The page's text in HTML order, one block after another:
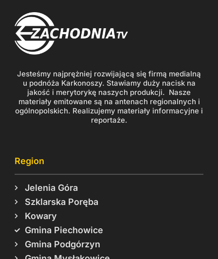
Jesteśmy najprężniej rozwijającą się firmą medialną
u podnóża Karkonoszy. Stawiamy duży nacisk na
jakość i merytorykę naszych produkcji. Nasze
materiały emitowane są na antenach regionalnych i
ogólnopolskich. Realizujemy materiały informacyjne i
reportaże.
Region
Jelenia Góra
Szklarska Poręba
Kowary
Gmina Piechowice
Gmina Podgórzyn